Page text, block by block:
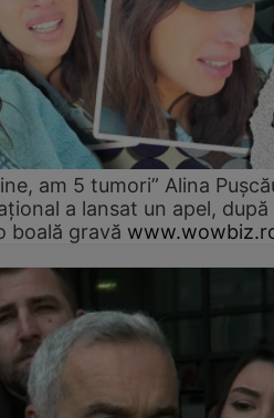
am 5 tumori” Alina
a lansat un apel, după
boală gravă